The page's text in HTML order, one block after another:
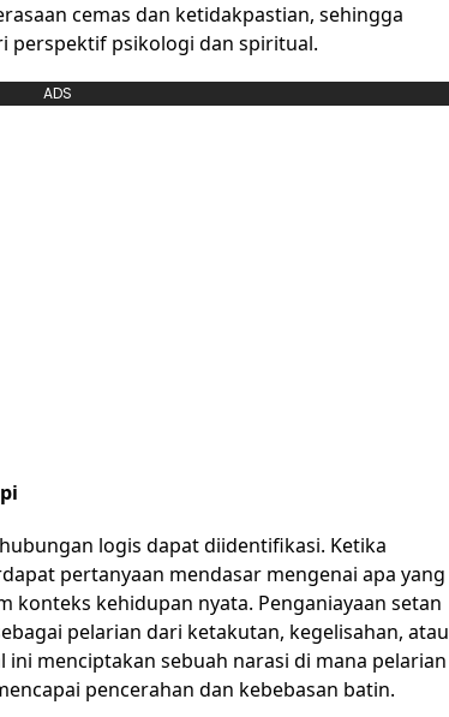
cemas dan ketidakpastian, sehingga
perspektif psikologi dan spiritual.
ADS
logis dapat diidentifikasi. Ketika
pertanyaan mendasar mengenai apa yang
konteks kehidupan nyata. Penganiayaan setan
pelarian dari ketakutan, kegelisahan, atau
menciptakan sebuah narasi di mana pelarian
pencerahan dan kebebasan batin.